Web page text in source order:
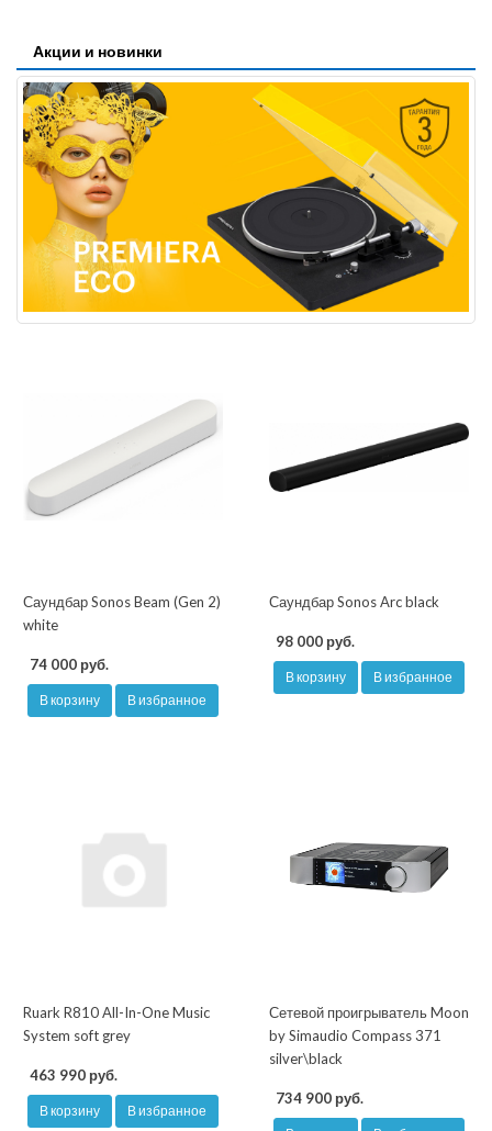
Акции и новинки
Саундбар Sonos Beam (Gen 2)
white
74 000 руб.
В корзину В избранное
Саундбар Sonos Arc black
98 000 руб.
В корзину В избранное
Ruark R810 All-In-One Music
System soft grey
463 990 руб.
В корзину В избранное
Сетевой проигрыватель Moon
by Simaudio Compass 371
silver\black
734 900 руб.